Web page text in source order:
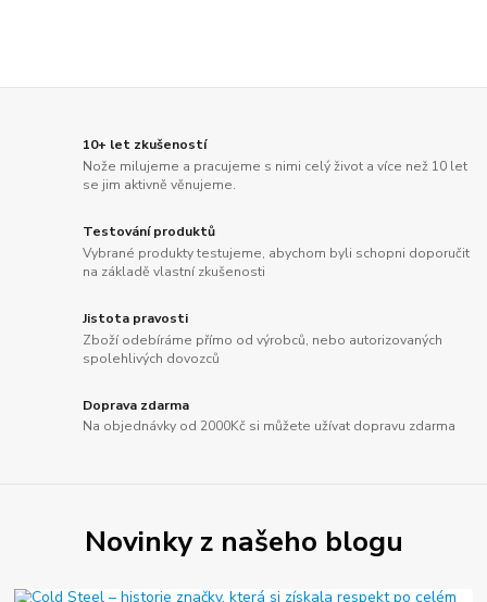
10+ let zkušeností
Nože milujeme a pracujeme s nimi celý život a více než 10 let
se jim aktivně věnujeme.
Testování produktů
Vybrané produkty testujeme, abychom byli schopni doporučit
na základě vlastní zkušenosti
Jistota pravosti
Zboží odebíráme přímo od výrobců, nebo autorizovaných
spolehlivých dovozců
Doprava zdarma
Na objednávky od 2000Kč si můžete užívat dopravu zdarma
Novinky z našeho blogu